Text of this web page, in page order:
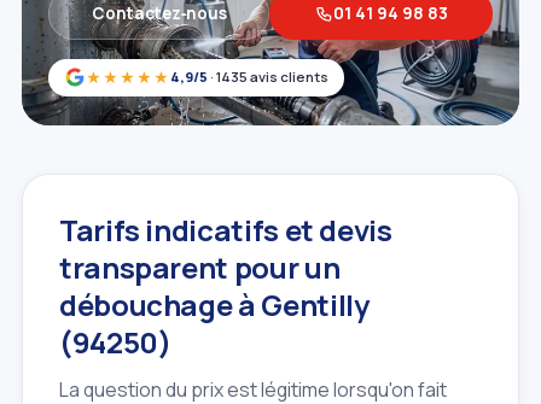
★★★★★ 4,9/5 · 1435 avis clients
Contactez‑nous 01 41 94 98 83
Tarifs indicatifs et devis
transparent pour un
débouchage à Gentilly
(94250)
La question du prix est légitime lorsqu'on fait